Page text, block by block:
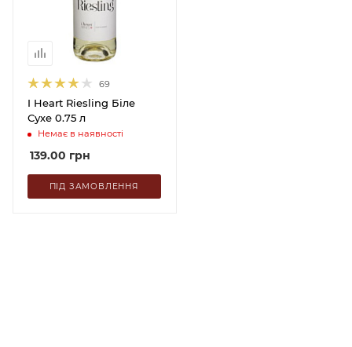
69
I Heart Riesling Біле
Сухе 0.75 л
Немає в наявності
139.00 грн
ПІД ЗАМОВЛЕННЯ